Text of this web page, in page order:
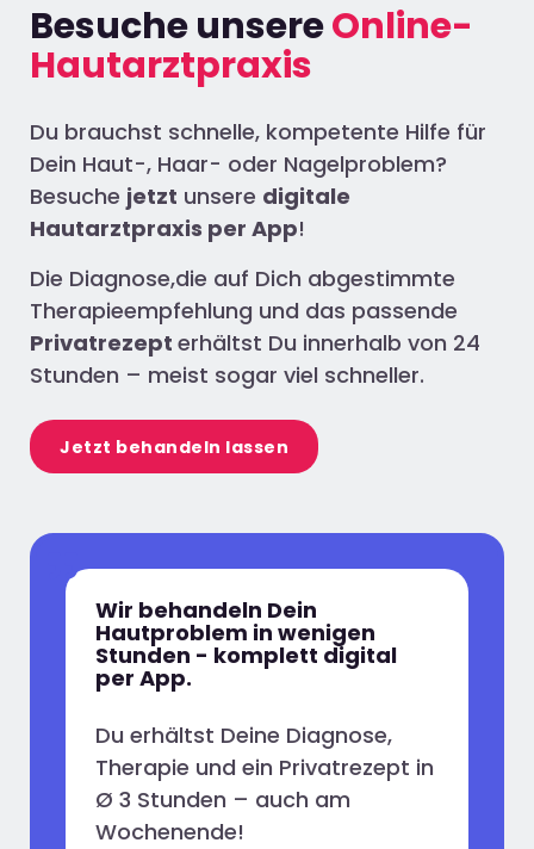
Wir behandeln Dein
Hautproblem in wenigen
Stunden - komplett digital
per App.
Du erhältst Deine Diagnose,
Therapie und ein Privatrezept in
Ø 3 Stunden – auch am
Wochenende!
Besuche unsereOnline-
Hautarztpraxis
Du brauchst schnelle, kompetente Hilfe für
Dein Haut-, Haar- oder Nagelproblem?
Besuche jetzt unsere digitale
Hautarztpraxis per App!
Die Diagnose,die auf Dich abgestimmte
Therapieempfehlung und das passende
Privatrezept erhältst Du innerhalb von 24
Stunden – meist sogar viel schneller.
Jetzt behandeln lassen